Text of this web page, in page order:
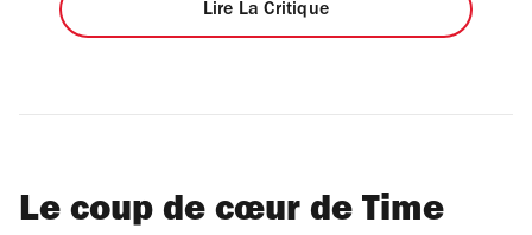
Lire La Critique
Le coup de cœur de Time